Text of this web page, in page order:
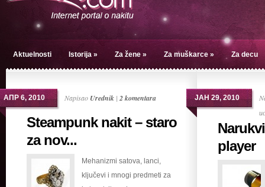
Aktuelnosti Istorija » Za žene » Za muškarce » Za decu
АПР 6, 2010 Napisao Urednik | 2 komentara
Steampunk nakit – staro
za nov...
Mehanizmi satova, lanci,
ključevi i mnogi predmeti za
ЈАН 29, 2010
player